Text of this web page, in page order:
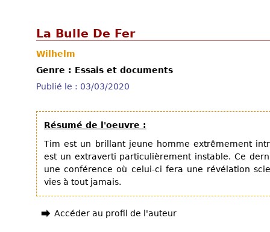
La Bulle De Fer
Wilhelm
Genre : Essais et documents
Publié le : 03/03/2020
Résumé de l'oeuvre :
Tim est un brillant jeune homme extrêmement
est un extraverti particulièrement instable. Ce
une conférence où celui-ci fera une révélation
vies à tout jamais.
Accéder au profil de l'auteur